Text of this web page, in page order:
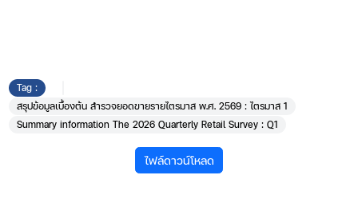
Tag :
สรุปข้อมูลเบื้องต้น สำรวจยอดขายรายไตรมาส พ.ศ. 2569 : ไตรมาส 1
Summary information The 2026 Quarterly Retail Survey : Q1
ไฟล์ดาวน์โหลด